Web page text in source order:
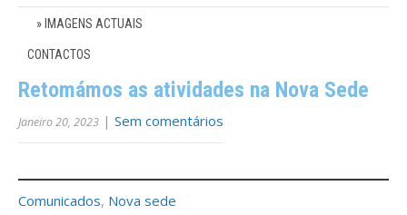
IMAGENS ACTUAIS
CONTACTOS
Retomámos as atividades na Nova Sede
Janeiro 20, 2023 | Sem comentários
Comunicados, Nova sede